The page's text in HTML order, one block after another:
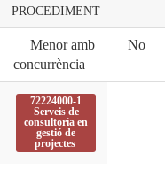
PROCEDIMENT
Menor amb
concurrència
No
72224000-1
Serveis de
consultoria en
gestió de
projectes